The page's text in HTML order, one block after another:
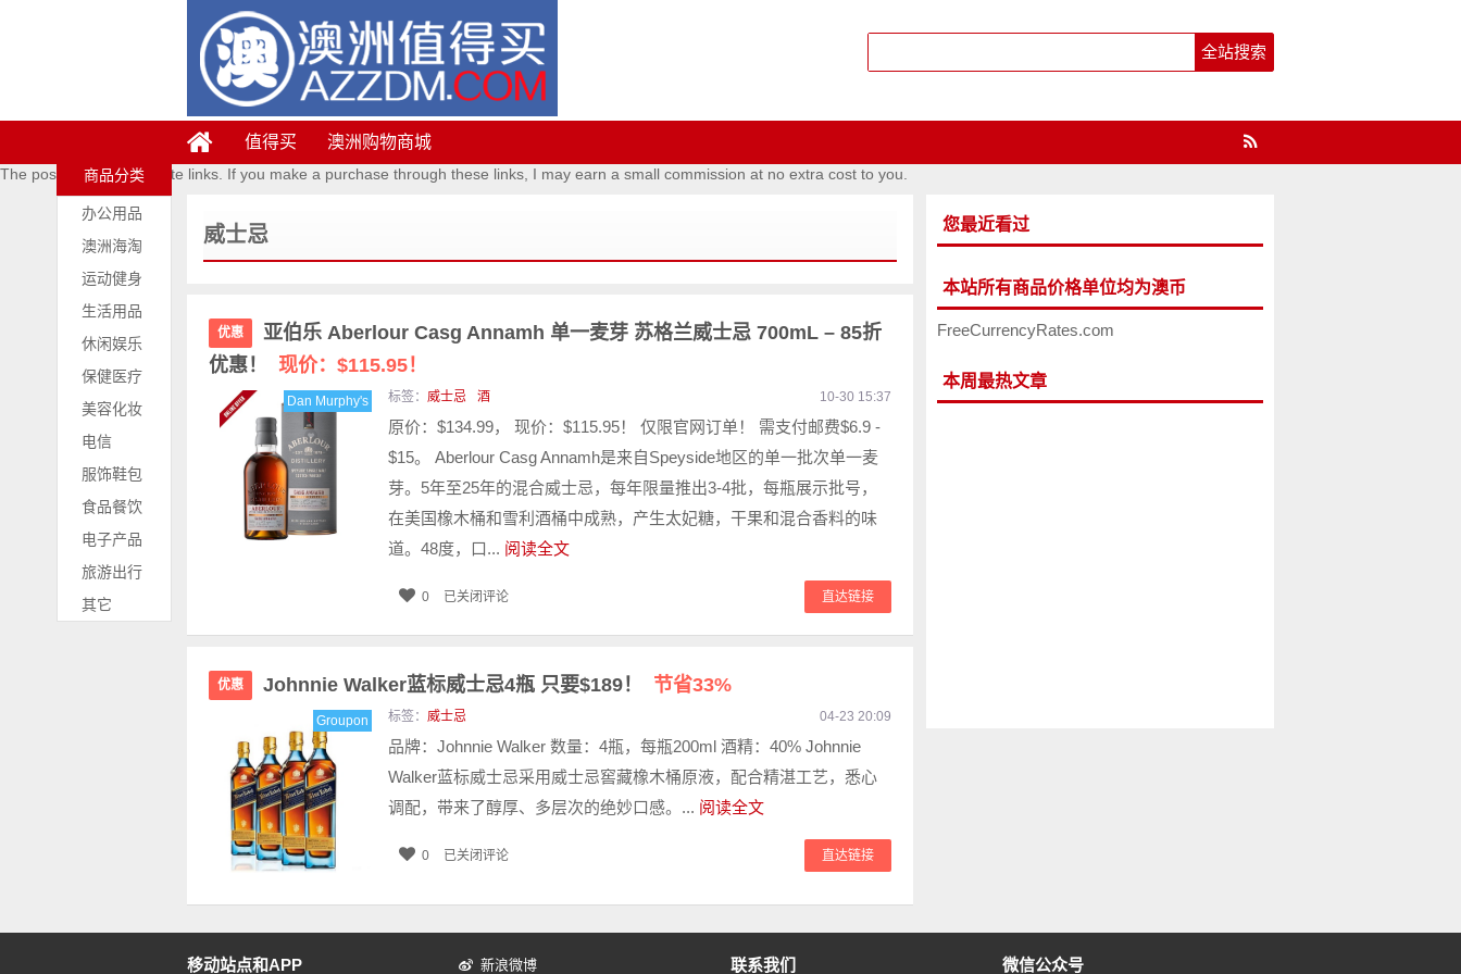
值得买 澳洲购物商城
The posts contains affiliate links. If you make a purchase through these links, I may earn a small commission at no extra cost to you.
商品分类
办公用品
澳洲海淘
运动健身
生活用品
休闲娱乐
保健医疗
美容化妆
电信
服饰鞋包
食品餐饮
电子产品
旅游出行
其它
威士忌
优惠
亚伯乐 Aberlour Casg Annamh 单一麦芽 苏格兰威士忌 700mL – 85折
优惠！
现价：$115.95！
Dan Murphy's 标签： 威士忌 酒 10-30 15:37
原价：$134.99， 现价：$115.95！ 仅限官网订单！ 需支付邮费$6.9 -
$15。 Aberlour Casg Annamh是来自Speyside地区的单一批次单一麦
芽。5年至25年的混合威士忌，每年限量推出3-4批，每瓶展示批号，
在美国橡木桶和雪利酒桶中成熟，产生太妃糖，干果和混合香料的味
道。48度，口... 阅读全文
直达链接
0 已关闭评论
优惠 Johnnie Walker蓝标威士忌4瓶 只要$189！ 节省33%
Groupon 标签： 威士忌 04-23 20:09
品牌：Johnnie Walker 数量：4瓶，每瓶200ml 酒精：40% Johnnie
Walker蓝标威士忌采用威士忌窖藏橡木桶原液，配合精湛工艺，悉心
调配，带来了醇厚、多层次的绝妙口感。... 阅读全文
直达链接
0 已关闭评论
您最近看过
本站所有商品价格单位均为澳币
FreeCurrencyRates.com
本周最热文章
移动站点和APP 新浪微博 联系我们 微信公众号